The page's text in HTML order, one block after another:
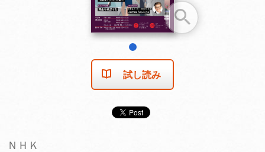
試し読み
ＮＨＫ